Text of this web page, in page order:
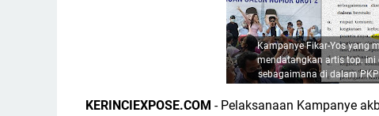
Kampanye Fikar-Yos yang
mendatangkan artis top.
sebagaimana di dalam
KERINCIEXPOSE.COM - Pelaksanaan Kampanye